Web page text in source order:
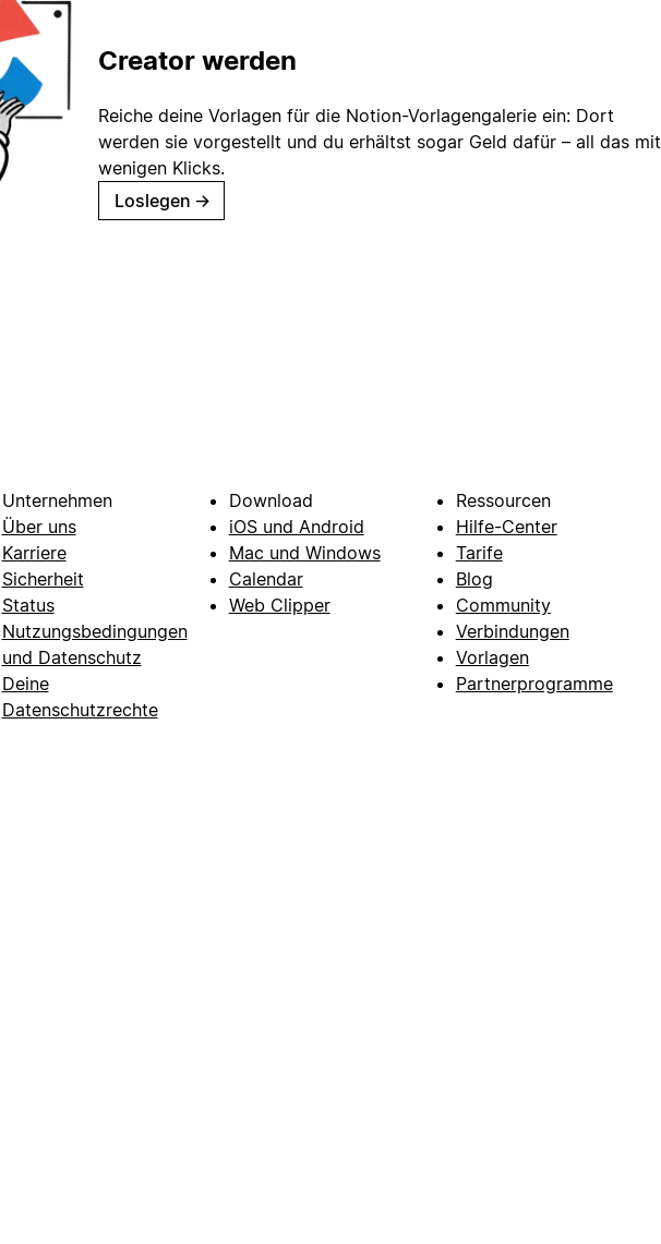
Creator werden
Reiche deine Vorlagen für die Notion-Vorlagengalerie ein: Dort
werden sie vorgestellt und du erhältst sogar Geld dafür – all das mit
wenigen Klicks.
Loslegen →
Unternehmen
Über uns
Karriere
Sicherheit
Status
Nutzungsbedingungen
und Datenschutz
Deine
Datenschutzrechte
Download
iOS und Android
Mac und Windows
Calendar
Web Clipper
Ressourcen
Hilfe-Center
Tarife
Blog
Community
Verbindungen
Vorlagen
Partnerprogramme